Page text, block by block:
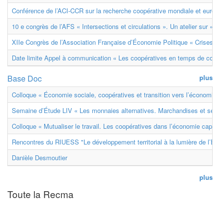
Conférence de l’ACI-CCR sur la recherche coopérative mondiale et
10 e congrès de l’AFS « Intersections et circulations ». Un atelier sur «
XIIe Congrès de l’Association Française d’Économie Politique « Crises
Date limite Appel à communication « Les coopératives en temps de
plus
Base Doc
Colloque « Économie sociale, coopératives et transition vers
Semaine d’Étude LIV « Les monnaies alternatives. Marchandises et
Colloque « Mutualiser le travail. Les coopératives dans l’économie
Rencontres du RIUESS "Le développement territorial à la lumière de
Danièle Desmoutier
plus
Toute la Recma